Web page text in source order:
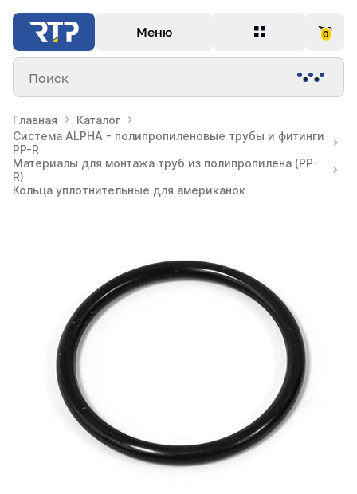
Меню 0
Поиск
Главная
Каталог
Система ALPHA - полипропиленовые трубы и фитинги
PP-R
Материалы для монтажа труб из полипропилена (PP-
R)
Кольца уплотнительные для американок